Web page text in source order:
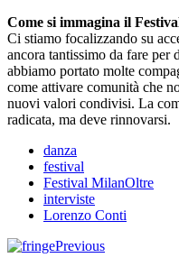
Come si immagina il
Ci stiamo focalizzando su
ancora tantissimo da fare
abbiamo portato molte
come attivare comunità che
nuovi valori condivisi. La
radicata, ma deve rinnovarsi.
danza
festival
Festival MilanOltre
interviste
Lorenzo Conti
Previous